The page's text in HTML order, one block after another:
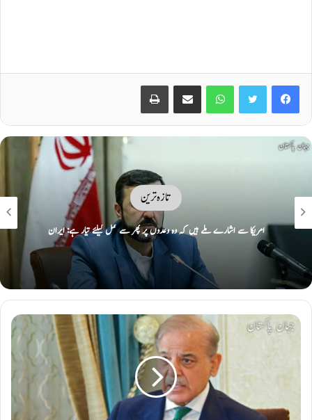
Facebook
Twitter
WhatsApp
Share via Email
Print
تازہ ترین
امریکا سے اشارے ملے ہیں کہ وہ وعدوں پر پھر سے عمل کیلئے تیار ہے: ایران